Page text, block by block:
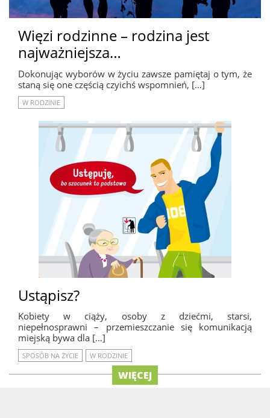
Więzi rodzinne – rodzina jest
najważniejsza…
Dokonując wyborów w życiu zawsze pamiętaj o tym, że
staną się one częścią czyichś wspomnień, […]
W RODZINIE
Ustąpisz?
Kobiety w ciąży, osoby z dziećmi, starsi,
niepełnosprawni – przemieszczanie się komunikacją
miejską bywa dla […]
SPOSÓB NA ŻYCIE W RODZINIE
WIĘCEJ